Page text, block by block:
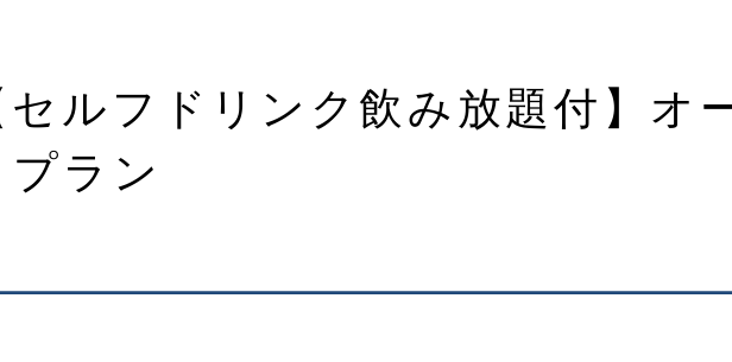
セルフドリンク飲み放題付】オ
プラン